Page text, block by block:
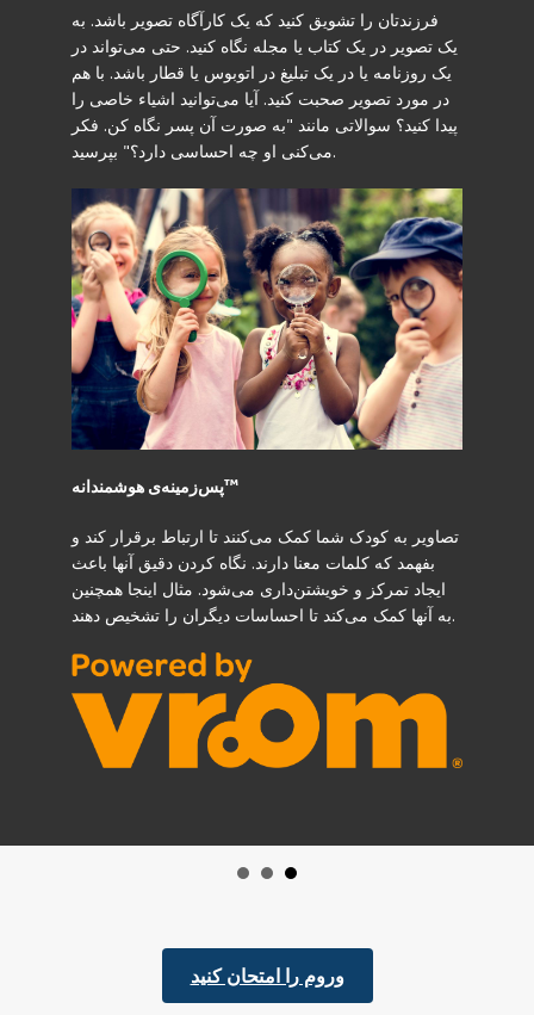
فرزندتان را تشویق کنید که یک کارآگاه تصویر باشد. به
یک تصویر در یک کتاب یا مجله نگاه کنید. حتی می‌تواند در
یک روزنامه یا در یک تبلیغ در اتوبوس یا قطار باشد. با هم
در مورد تصویر صحبت کنید. آیا می‌توانید اشیاء خاصی را
پیدا کنید؟ سوالاتی مانند "به صورت آن پسر نگاه کن. فکر
می‌کنی او چه احساسی دارد؟" بپرسید.
پس‌زمینه‌ی هوشمندانه™
تصاویر به کودک شما کمک می‌کنند تا ارتباط برقرار کند و
بفهمد که کلمات معنا دارند. نگاه کردن دقیق آنها باعث
ایجاد تمرکز و خویشتن‌داری می‌شود. مثال اینجا همچنین
به آنها کمک می‌کند تا احساسات دیگران را تشخیص دهند.
وروم را امتحان کنید